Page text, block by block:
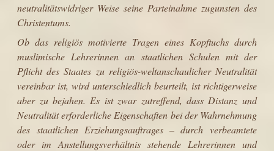
neutralitäts­widriger Weise seine Parteinahme zugunsten des
Christentums.
Ob das religiös motivierte Tragen eines Kopftuchs durch
muslimische Lehrerin­nen an staatlichen Schulen mit der
Pflicht des Staates zu religiös-weltanschaulicher Neutralität
vereinbar ist, wird unterschiedlich beurteilt, ist richtigerweise
aber zu bejahen. Es ist zwar zutreffend, dass Distanz und
Neutralität erforderliche Eigenschaften bei der Wahrnehmung
des staatlichen Erziehungsauftrages – durch verbeamtete
oder im Anstellungsverhältnis stehende Lehrerinnen und